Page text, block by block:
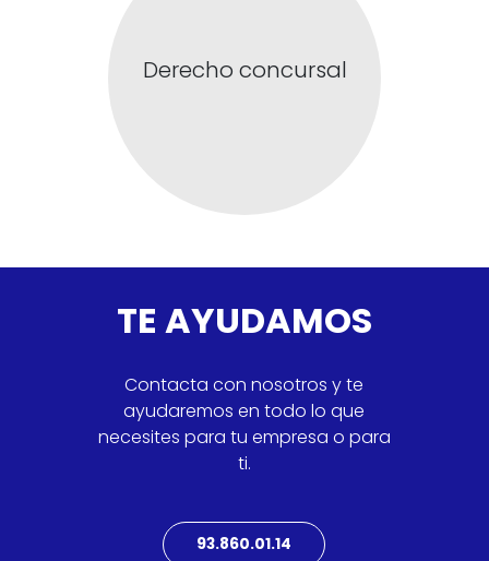
Derecho concursal
TE AYUDAMOS
Contacta con nosotros y te
ayudaremos en todo lo que
necesites para tu empresa o para
ti.
93.860.01.14